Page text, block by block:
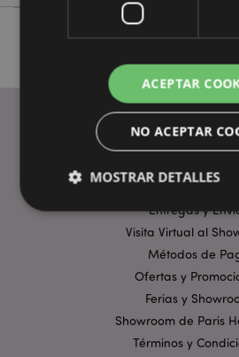
Preguntas
Entregas y
Visita Virtual al
Métodos de
Ofertas y
Ferias y
Showroom de Paris
Términos y
ACEPTAR
NO ACEPTAR
MOSTRAR DETALLES
Estrictamente necesarias
Orientación
Las cookies estrictamente
funcionalidad básica del sitio web,
sesión del usuario y la gestión de
web no puede funcionar